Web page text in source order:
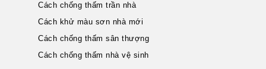
Cách chống thấm trần nhà
Cách khử màu sơn nhà mới
Cách chống thấm sân thượng
Cách chống thấm nhà vệ sinh